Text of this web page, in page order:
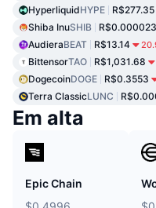
HyperliquidHYPE R$277.35
Shiba InuSHIB
AudieraBEAT R$13.14
BittensorTAO R$1,031.68
DogecoinDOGE R$0.3553
Terra ClassicLUNC
Em alta
Epic Chain